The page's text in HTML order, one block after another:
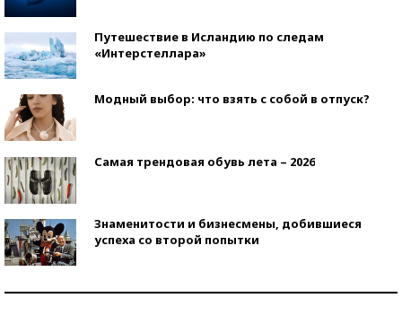
Путешествие в Исландию по следам
«Интерстеллара»
Модный выбор: что взять с собой в отпуск?
Самая трендовая обувь лета – 2026
Знаменитости и бизнесмены, добившиеся
успеха со второй попытки